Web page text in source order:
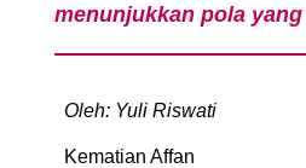
menunjukkan pola yang
Oleh: Yuli Riswati
Kematian Affan